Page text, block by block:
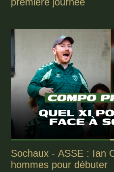
première journée
Sochaux - ASSE : Ian
hommes pour débuter